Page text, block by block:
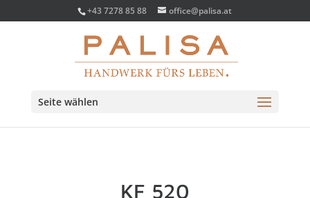
+43 7278 85 88 office@palisa.at
Seite wählen
KF 520